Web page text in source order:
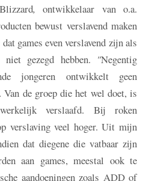
,ontwikkelaar van o.a.
bewust verslavend maken
games even verslavend zijn als
gezegd hebben. "Negentig
jongeren ontwikkelt geen
Van de groep die het wel doet, is
verslaafd. Bij roken
verslaving veel hoger. Uit mijn
dat diegene die vatbaar zijn
aan games, meestal ook te
aandoeningen zoals ADD of